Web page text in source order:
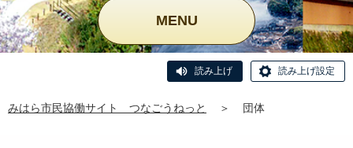
MENU
読み上げ 読み上げ設定
みはら市民協働サイト つなごうねっと ＞ 団体